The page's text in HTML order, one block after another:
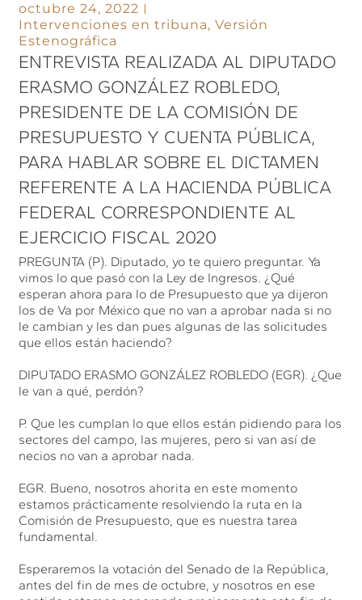
octubre 24, 2022
Intervenciones en tribuna,Versión
Estenográfica
ENTREVISTA REALIZADA AL DIPUTADO
ERASMO GONZÁLEZ ROBLEDO,
PRESIDENTE DE LA COMISIÓN DE
PRESUPUESTO Y CUENTA PÚBLICA,
PARA HABLAR SOBRE EL DICTAMEN
REFERENTE A LA HACIENDA PÚBLICA
FEDERAL CORRESPONDIENTE AL
EJERCICIO FISCAL 2020
PREGUNTA (P). Diputado, yo te quiero preguntar. Ya
vimos lo que pasó con la Ley de Ingresos. ¿Qué
esperan ahora para lo de Presupuesto que ya dijeron
los de Va por México que no van a aprobar nada si no
le cambian y les dan pues algunas de las solicitudes
que ellos están haciendo?
DIPUTADO ERASMO GONZÁLEZ ROBLEDO (EGR). ¿Que
le van a qué, perdón?
P. Que les cumplan lo que ellos están pidiendo para los
sectores del campo, las mujeres, pero si van así de
necios no van a aprobar nada.
EGR. Bueno, nosotros ahorita en este momento
estamos prácticamente resolviendo la ruta en la
Comisión de Presupuesto, que es nuestra tarea
fundamental.
Esperaremos la votación del Senado de la República,
antes del fin de mes de octubre, y nosotros en ese